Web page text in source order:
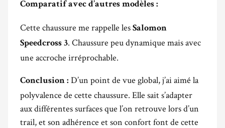
Comparatif avec d’autres modèles :
Cette chaussure me rappelle les Salomon
Speedcross 3. Chaussure peu dynamique mais avec
une accroche irréprochable.
Conclusion : D’un point de vue global, j’ai aimé la
polyvalence de cette chaussure. Elle sait s’adapter
aux différentes surfaces que l’on retrouve lors d’un
trail, et son adhérence et son confort font de cette